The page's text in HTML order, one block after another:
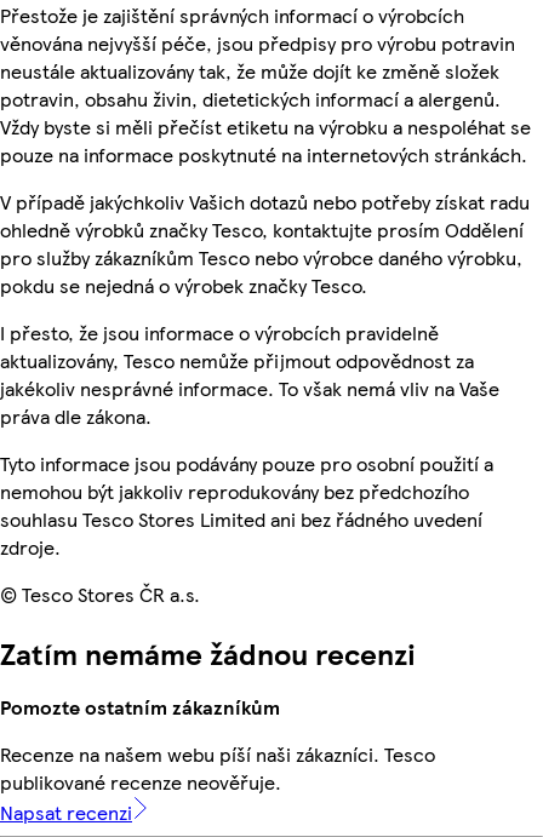
Přestože je zajištění správných informací o výrobcích
věnována nejvyšší péče, jsou předpisy pro výrobu potravin
neustále aktualizovány tak, že může dojít ke změně složek
potravin, obsahu živin, dietetických informací a alergenů.
Vždy byste si měli přečíst etiketu na výrobku a nespoléhat se
pouze na informace poskytnuté na internetových stránkách.
V případě jakýchkoliv Vašich dotazů nebo potřeby získat radu
ohledně výrobků značky Tesco, kontaktujte prosím Oddělení
pro služby zákazníkům Tesco nebo výrobce daného výrobku,
pokdu se nejedná o výrobek značky Tesco.
I přesto, že jsou informace o výrobcích pravidelně
aktualizovány, Tesco nemůže přijmout odpovědnost za
jakékoliv nesprávné informace. To však nemá vliv na Vaše
práva dle zákona.
Tyto informace jsou podávány pouze pro osobní použití a
nemohou být jakkoliv reprodukovány bez předchozího
souhlasu Tesco Stores Limited ani bez řádného uvedení
zdroje.
© Tesco Stores ČR a.s.
Zatím nemáme žádnou recenzi
Pomozte ostatním zákazníkům
Recenze na našem webu píší naši zákazníci. Tesco
publikované recenze neověřuje.
Napsat recenzi